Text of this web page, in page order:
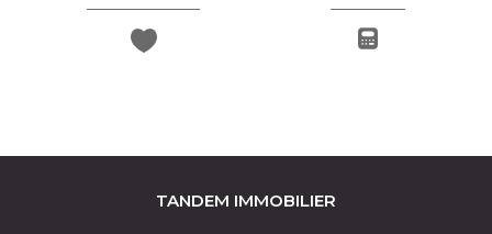
TANDEM IMMOBILIER